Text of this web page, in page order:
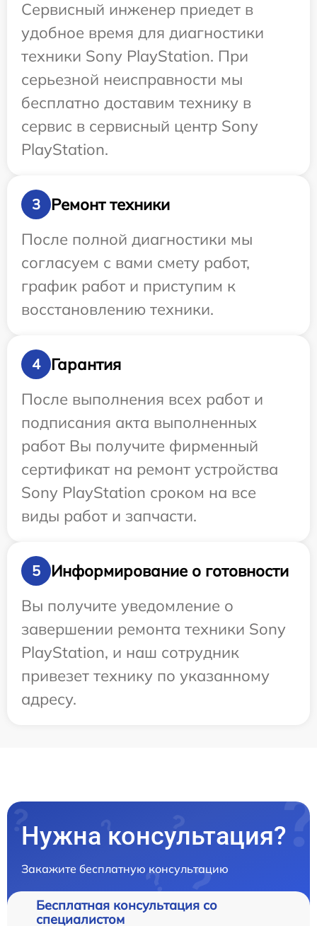
Сервисный инженер приедет в
удобное время для диагностики
техники Sony PlayStation. При
серьезной неисправности мы
бесплатно доставим технику в
сервис в сервисный центр Sony
PlayStation.
3
Ремонт техники
После полной диагностики мы
согласуем с вами смету работ,
график работ и приступим к
восстановлению техники.
4
Гарантия
После выполнения всех работ и
подписания акта выполненных
работ Вы получите фирменный
сертификат на ремонт устройства
Sony PlayStation сроком на все
виды работ и запчасти.
5
Информирование о готовности
Вы получите уведомление о
завершении ремонта техники Sony
PlayStation, и наш сотрудник
привезет технику по указанному
адресу.
Нужна консультация?
Закажите бесплатную консультацию
Бесплатная консультация со
специалистом